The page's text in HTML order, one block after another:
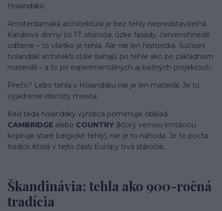
Holandsko.
Amsterdamská architektúra je bez tehly nepredstaviteľná.
Kanálové domy zo 17. storočia, úzke fasády, červenohnedé
odtiene – to všetko je tehla. Ale nie len historická. Súčasní
holandskí architekti stále siahajú po tehle ako po základnom
materiáli – a to pri experimentálnych aj bežných projektoch.
Prečo? Lebo tehla v Holandsku nie je len materiál. Je to
vyjadrenie identity miesta.
Keď teda holandský výrobca pomenuje obklad
CAMBRIDGE alebo COUNTRY (ktorý vernou imitáciou
kopíruje staré belgické tehly), nie je to náhoda. Je to pocta
tradícii, ktorá v tejto časti Európy trvá stáročia.
Škandinávia: tehla ako 900-ročná
tradícia